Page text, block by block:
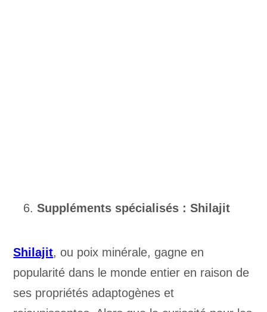
Suppléments spécialisés : Shilajit
Shilajit, ou poix minérale, gagne en
popularité dans le monde entier en raison de
ses propriétés adaptogènes et